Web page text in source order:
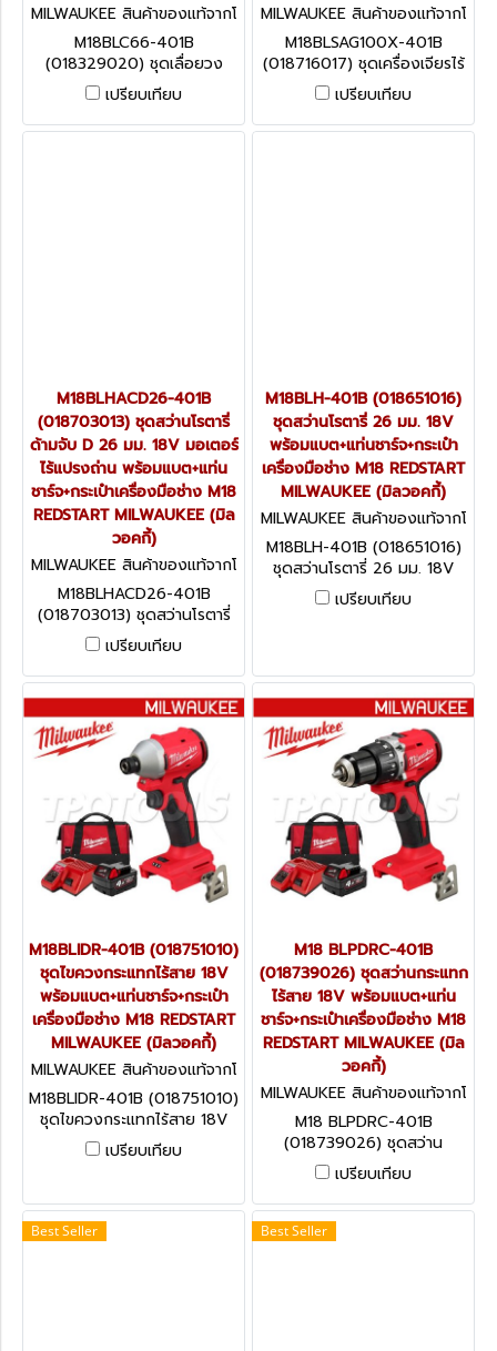
MILWAUKEE สินค้าของแท้จากโ
รงงานผู้ผลิต M18BLC66-401
B (018329020)
M18BLC66-401B
(018329020) ชุดเลื่อยวง
เดือนไร้สาย 7" (1/4”) 18V
มอเตอร์ไร้แปรงถ่าน พร้อม
แบต+แท่นชาร์จ+กระเป๋าเครื่อง
เปรียบเทียบ
MILWAUKEE สินค้าของแท้จากโ
รงงานผู้ผลิต M18BLSAG100X
-401B (018716017)
M18BLSAG100X-401B
(018716017) ชุดเครื่องเจียรไร้
สาย 4 นิ้ว 18V มอเตอร์ไร้แปรง
ถ่าน พร้อมแบต+แท่น
ชาร์จ+กระเป๋าเครื่องมือช่าง M18
เปรียบเทียบ
M18BLHACD26-401B
(018703013) ชุดสว่านโรตารี่
ด้ามจับ D 26 มม. 18V มอเตอร์
ไร้แปรงถ่าน พร้อมแบต+แท่น
ชาร์จ+กระเป๋าเครื่องมือช่าง M18
REDSTART MILWAUKEE (มิล
วอคกี้)
MILWAUKEE สินค้าของแท้จากโ
รงงานผู้ผลิต M18BLHACD26-
401B (018703013)
M18BLHACD26-401B
(018703013) ชุดสว่านโรตารี่
ด้ามจับ D 26 มม. 18V มอเตอร์
ไร้แปรงถ่าน พร้อมแบต+แท่น
ชาร์จ+กระเป๋าเครื่องมือช่าง M18
REDSTART MILWAUKEE (มิล
วอคกี้)
เปรียบเทียบ
M18BLH-401B (018651016)
ชุดสว่านโรตารี่ 26 มม. 18V
พร้อมแบต+แท่นชาร์จ+กระเป๋า
เครื่องมือช่าง M18 REDSTART
MILWAUKEE (มิลวอคกี้)
MILWAUKEE สินค้าของแท้จากโ
รงงานผู้ผลิต M18BLH-401B
(018651016)
M18BLH-401B (018651016)
ชุดสว่านโรตารี่ 26 มม. 18V
พร้อมแบต+แท่นชาร์จ+กระเป๋า
เครื่องมือช่าง M18 REDSTART
เปรียบเทียบ
M18BLIDR-401B (018751010)
ชุดไขควงกระแทกไร้สาย 18V
พร้อมแบต+แท่นชาร์จ+กระเป๋า
เครื่องมือช่าง M18 REDSTART
MILWAUKEE (มิลวอคกี้)
MILWAUKEE สินค้าของแท้จากโ
รงงานผู้ผลิต M18BLIDR-401B
(018751010)
M18BLIDR-401B (018751010)
ชุดไขควงกระแทกไร้สาย 18V
พร้อมแบต+แท่นชาร์จ+กระเป๋า
เครื่องมือช่าง M18 REDSTART
เปรียบเทียบ
M18 BLPDRC-401B
(018739026) ชุดสว่านกระแทก
ไร้สาย 18V พร้อมแบต+แท่น
ชาร์จ+กระเป๋าเครื่องมือช่าง M18
REDSTART MILWAUKEE (มิล
วอคกี้)
MILWAUKEE สินค้าของแท้จากโ
รงงานผู้ผลิต M18 BLPDRC-4
01B (018739026)
M18 BLPDRC-401B
(018739026) ชุดสว่าน
กระแทกไร้สาย 18V พร้อม
แบต+แท่นชาร์จ+กระเป๋าเครื่อง
มือช่าง M18 REDSTART
MILWAUKEE (มิลวอคกี้)
เปรียบเทียบ
Best Seller Best Seller